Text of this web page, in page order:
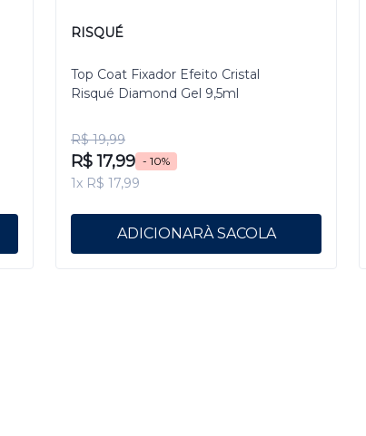
RISQUÉ
Top Coat Fixador Efeito Cristal
Risqué Diamond Gel 9,5ml
R$ 19,99
R$ 17,99 - 10%
1x R$ 17,99
ADICIONAR